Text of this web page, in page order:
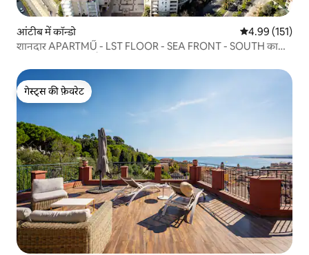
आंटीब में कॉन्डो औसत रेटिंग 5 में से
4.99 (151)
शानदार APARTMŰ - LST FLOOR - SEA FRONT - SOUTH का
गेस्ट्स की फ़ेवरेट
गेस्ट्स की फ़ेवरेट